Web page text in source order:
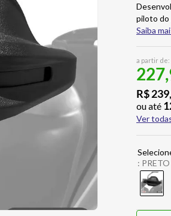
piloto do
Saiba
a partir de:
R$239,
ou até
Ver
: PRETO